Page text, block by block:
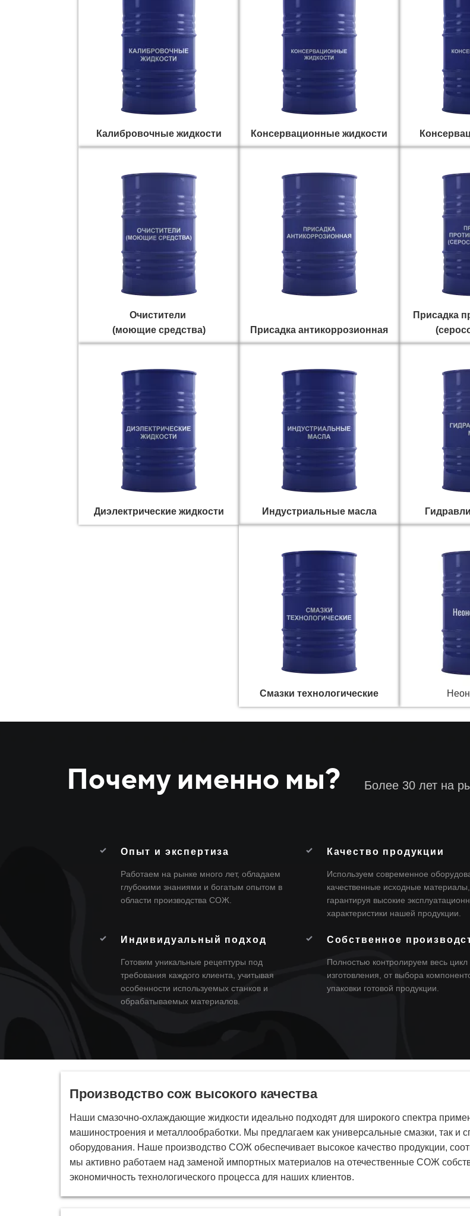
Калибровочные жидкости Консервационные жидкости
Очистители
(моющие средства)
Присадка антикоррозионная
Присадка
Диэлектрические жидкости Индустриальные масла
Смазки технологические
Почему именно мы? Более 30 лет на
Опыт и экспертиза
Работаем на рынке много лет, обладаем
глубокими знаниями и богатым опытом в
области производства СОЖ.
Качество продукции
Используем современное
качественные исходные материалы,
гарантируя высокие
характеристики нашей продукции.
Индивидуальный подход
Готовим уникальные рецептуры под
требования каждого клиента, учитывая
особенности используемых станков и
обрабатываемых материалов.
Собственное
Полностью контролируем весь цикл
изготовления, от выбора
упаковки готовой продукции.
Производство сож высокого качества
Наши смазочно-охлаждающие жидкости идеально подходят для широкого спектра
машиностроения и металлообработки. Мы предлагаем как универсальные смазки, так и
оборудования. Наше производство СОЖ обеспечивает высокое качество продукции,
мы активно работаем над заменой импортных материалов на отечественные СОЖ
экономичность технологического процесса для наших клиентов.